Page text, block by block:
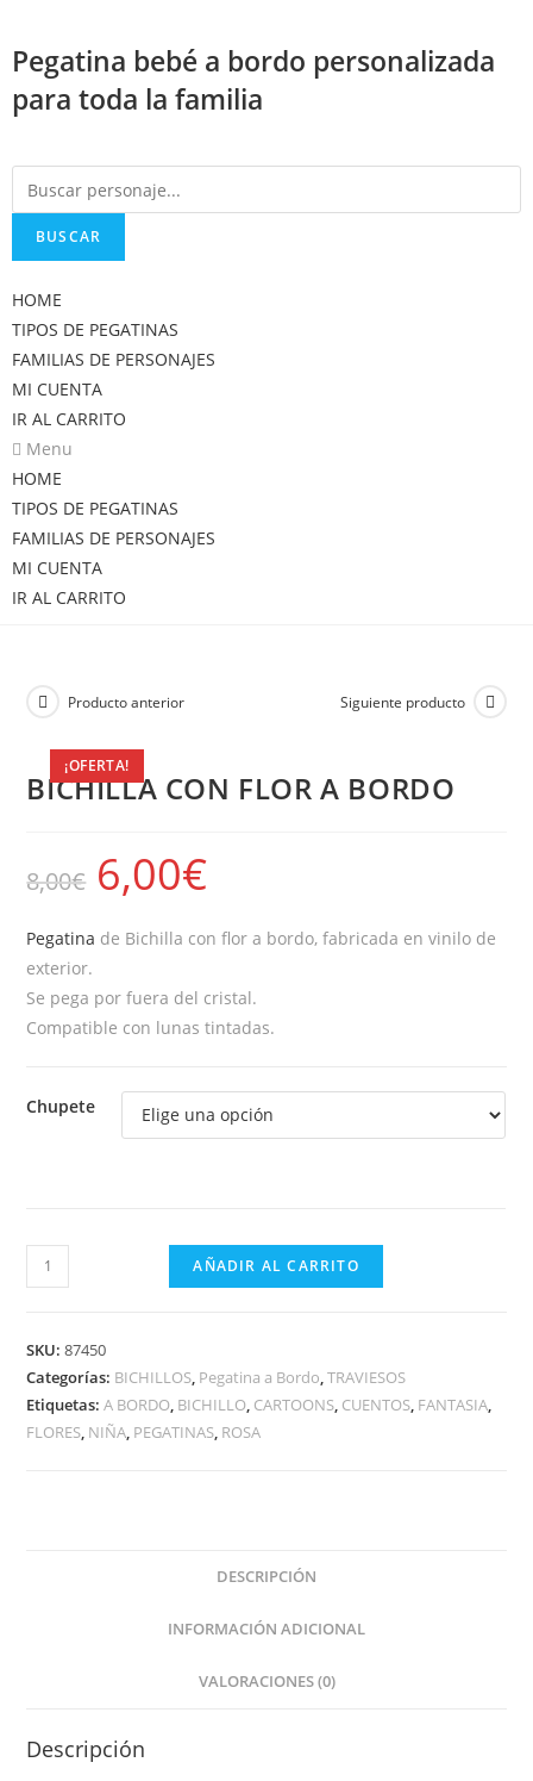
contenido
Pegatina bebé a bordo personalizada
para toda la familia
BUSCAR
HOME
TIPOS DE PEGATINAS
FAMILIAS DE PERSONAJES
MI CUENTA
IR AL CARRITO
Menu
HOME
TIPOS DE PEGATINAS
FAMILIAS DE PERSONAJES
MI CUENTA
IR AL CARRITO
¡OFERTA!
Producto anterior Siguiente producto
BICHILLA CON FLOR A BORDO
8,00€ 6,00€
Pegatina de Bichilla con flor a bordo, fabricada en vinilo de
exterior.
Se pega por fuera del cristal.
Compatible con lunas tintadas.
Chupete
BICHILLA
CON
A
BORDO
cantidad
AÑADIR AL CARRITO
SKU:87450
Categorías: BICHILLOS, Pegatina a Bordo,TRAVIESOS
Etiquetas:A BORDO, BICHILLO, CARTOONS, CUENTOS, FANTASIA,
FLORES, NIÑA, PEGATINAS, ROSA
DESCRIPCIÓN
INFORMACIÓN ADICIONAL
VALORACIONES (0)
Descripción